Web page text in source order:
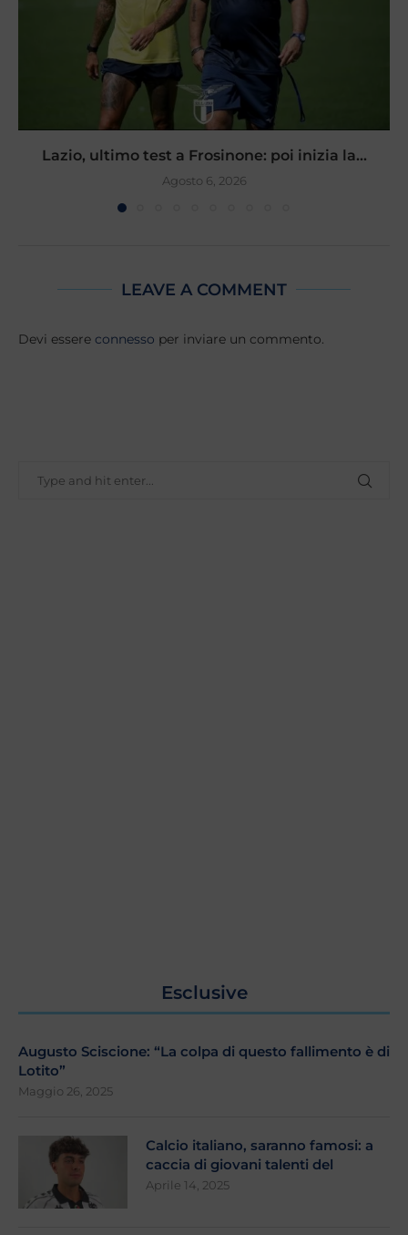
Lazio, ultimo test a Frosinone: poi inizia la...
Agosto 6, 2026
LEAVE A COMMENT
Devi essere connesso per inviare un commento.
Esclusive
Augusto Sciscione: “La colpa di questo fallimento è di
Lotito”
Maggio 26, 2025
Calcio italiano, saranno famosi: a
caccia di giovani talenti del
Aprile 14, 2025